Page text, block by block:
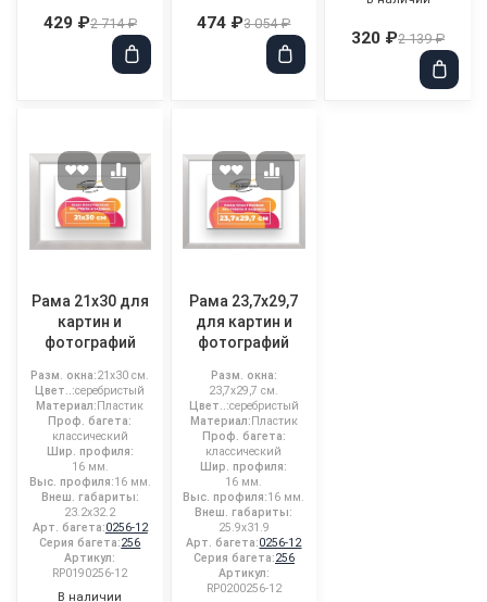
429 ₽2 714 ₽ 474 ₽3 054 ₽
320 ₽2 139 ₽
Рама 21x30 для
картин и
фотографий
Разм. окна:21x30 см.
Цвет..:серебристый
Материал:Пластик
Проф. багета:
классический
Шир. профиля:
16 мм.
Выс. профиля:16 мм.
Внеш. габариты:
23.2x32.2
Арт. багета:0256-12
Серия багета:256
Артикул:
RP0190256-12
В наличии
Рама 23,7x29,7
для картин и
фотографий
Разм. окна:
23,7x29,7 см.
Цвет..:серебристый
Материал:Пластик
Проф. багета:
классический
Шир. профиля:
16 мм.
Выс. профиля:16 мм.
Внеш. габариты:
25.9x31.9
Арт. багета:0256-12
Серия багета:256
Артикул:
RP0200256-12